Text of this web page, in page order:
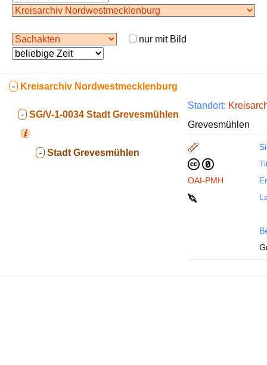
nur mit Bild
- Kreisarchiv Nordwestmecklenburg
- SG/V-1-0034 Stadt Grevesmühlen
- Stadt Grevesmühlen
Standort:
Grevesmühlen
OAI-PMH